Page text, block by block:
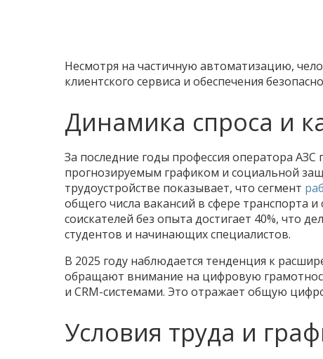
Несмотря на частичную автоматизацию,
клиентского сервиса и обеспечения
Динамика спроса и
За последние годы профессия оператора АЗС
прогнозируемым графиком и социальной
трудоустройстве показывает, что сегмент
общего числа вакансий в сфере транспорта
соискателей без опыта достигает 40%, что
студентов и начинающих специалистов.
В 2025 году наблюдается тенденция к
обращают внимание на цифровую
и CRM-системами. Это отражает общую
Условия труда и